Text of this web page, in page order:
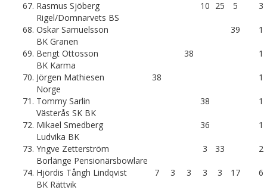
67. Rasmus Sjöberg
Rigel/Domnarvets BS
10 25 5 3
68. Oskar Samuelsson
BK Granen
39 1
69. Bengt Ottosson
BK Karma
38 1
70. Jörgen Mathiesen
Norge
38 1
71. Tommy Sarlin
Västerås SK BK
38 1
72. Mikael Smedberg
Ludvika BK
36 1
73. Yngve Zetterström
Borlänge Pensionärsbowlare
3 33 2
74. Hjördis Tångh Lindqvist
BK Rättvik
7 3 3 3 3 17 6